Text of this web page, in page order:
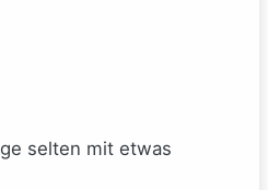
selten mit etwas